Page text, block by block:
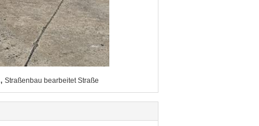
, Straßenbau bearbeitet Straße